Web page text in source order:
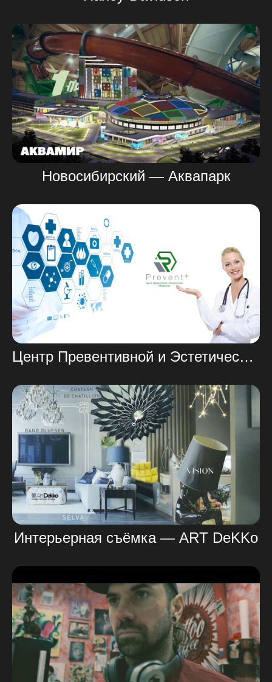
Новосибирский — Аквапарк
Центр Превентивной и Эстетической Медицины PREVENT+
Интерьерная съёмка — ART DeKKo